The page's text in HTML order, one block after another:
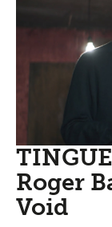
Roger
Void